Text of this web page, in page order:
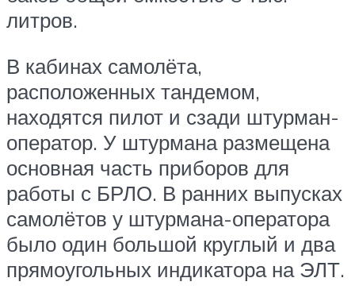
литров.
В кабинах самолёта,
расположенных тандемом,
находятся пилот и сзади штурман-
оператор. У штурмана размещена
основная часть приборов для
работы с БРЛО. В ранних выпусках
самолётов у штурмана-оператора
было один большой круглый и два
прямоугольных индикатора на ЭЛТ.